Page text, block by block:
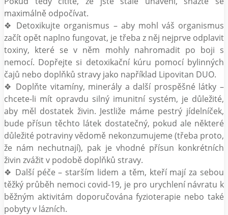
maximálně odpočívat.
❖ Detoxikujte organismus – aby mohl váš organismus
začít opět naplno fungovat, je třeba z něj nejprve odplavit
toxiny, které se v něm mohly nahromadit po boji s
nemocí. Dopřejte si detoxikační kúru pomocí bylinných
čajů nebo doplňků stravy jako například Lipovitan DUO.
❖ Doplňte vitamíny, minerály a další prospěšné látky –
chcete-li mít opravdu silný imunitní systém, je důležité,
aby měl dostatek živin. Jestliže máme pestrý jídelníček,
bude přísun těchto látek dostatečný, pokud ale některé
důležité potraviny vědomě nekonzumujeme (třeba proto,
že nám nechutnají), pak je vhodné přísun konkrétních
živin zvážit v podobě doplňků stravy.
❖ Další péče – starším lidem a těm, kteří mají za sebou
těžký průběh nemoci covid-19, je pro urychlení návratu k
běžným aktivitám doporučována fyzioterapie nebo také
pobyty v lázních.